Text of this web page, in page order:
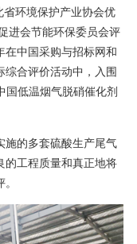
环境保护产业协会优
进会节能环保委员会评
在中国采购与招标网和
合评价活动中，入围
国低温烟气脱硝催化剂
的多套硫酸生产尾气
的工程质量和真正地将